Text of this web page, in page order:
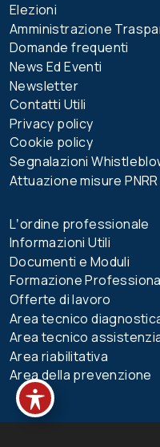
Elezioni
Amministrazione
Domande frequenti
News Ed Eventi
Newsletter
Contatti Utili
Privacy policy
Cookie policy
Segnalazioni
Attuazione misure PNRR
Lʼordine professionale
Informazioni Utili
Documenti e Moduli
Formazione
Offerte di lavoro
Area tecnico
Area tecnico
Area riabilitativa
Area della prevenzione